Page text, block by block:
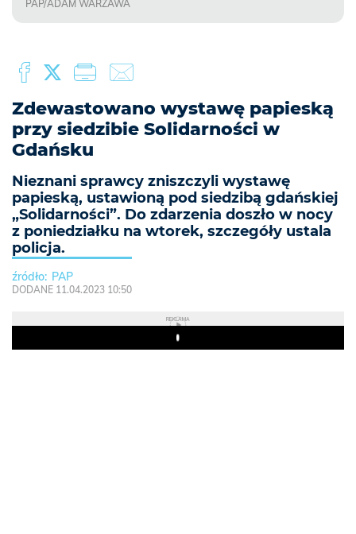
PAP/ADAM WARŻAWA
Zdewastowano wystawę papieską
przy siedzibie Solidarności w
Gdańsku
Nieznani sprawcy zniszczyli wystawę
papieską, ustawioną pod siedzibą gdańskiej
„Solidarności”. Do zdarzenia doszło w nocy
z poniedziałku na wtorek, szczegóły ustala
policja.
PAP
DODANE 11.04.2023 10:50
REKLAMA
Play